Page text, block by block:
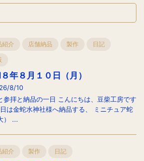
紹介 店舗納品 製作 日記
年８月１０日（月）
8/10
参拝と納品の一日 こんにちは、豆柴工房です
は金蛇水神社様へ納品する、 ミニチュア蛇
） ...
紹介 製作 日記